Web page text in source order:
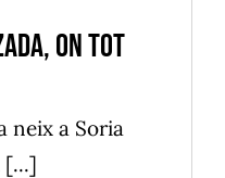
on tot
neix a Soria
[...]